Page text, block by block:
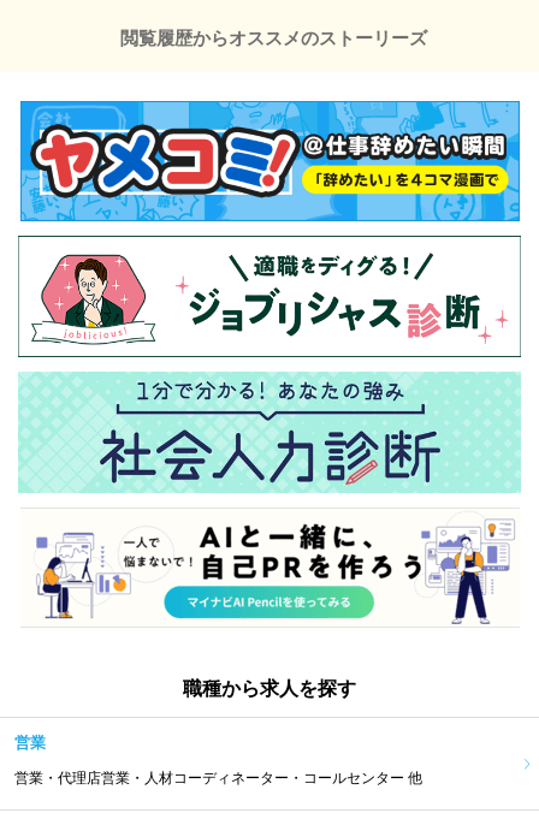
閲覧履歴からオススメのストーリーズ
職種から求人を探す
営業
営業・代理店営業・人材コーディネーター・コールセンター 他